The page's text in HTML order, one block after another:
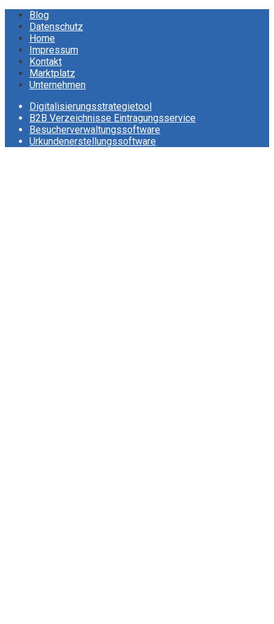
Blog
Datenschutz
Home
Impressum
Kontakt
Marktplatz
Unternehmen
Digitalisierungsstrategietool
B2B Verzeichnisse Eintragungsservice
Besucherverwaltungssoftware
Urkundenerstellungssoftware